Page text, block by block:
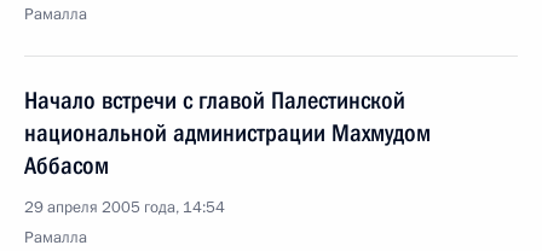
Рамалла
Начало встречи с главой Палестинской
национальной администрации Махмудом
Аббасом
29 апреля 2005 года, 14:54
Рамалла